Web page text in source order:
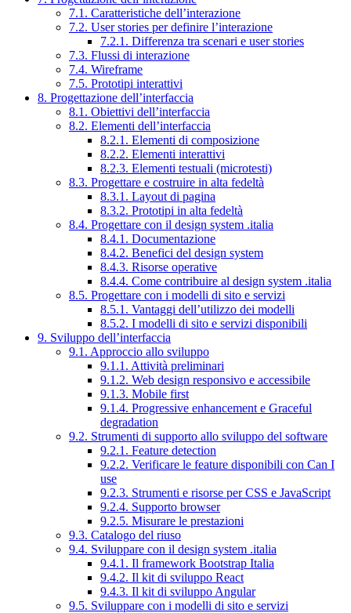
7.1. Caratteristiche dell’interazione
7.2. User stories per definire l’interazione
7.2.1. Differenza tra scenari e user stories
7.3. Flussi di interazione
7.4. Wireframe
7.5. Prototipi interattivi
8. Progettazione dell’interfaccia
8.1. Obiettivi dell’interfaccia
8.2. Elementi dell’interfaccia
8.2.1. Elementi di composizione
8.2.2. Elementi interattivi
8.2.3. Elementi testuali (microtesti)
8.3. Progettare e costruire in alta fedeltà
8.3.1. Layout di pagina
8.3.2. Prototipi in alta fedeltà
8.4. Progettare con il design system .italia
8.4.1. Documentazione
8.4.2. Benefici del design system
8.4.3. Risorse operative
8.4.4. Come contribuire al design system .italia
8.5. Progettare con i modelli di sito e servizi
8.5.1. Vantaggi dell’utilizzo dei modelli
8.5.2. I modelli di sito e servizi disponibili
9. Sviluppo dell’interfaccia
9.1. Approccio allo sviluppo
9.1.1. Attività preliminari
9.1.2. Web design responsivo e accessibile
9.1.3. Mobile first
9.1.4. Progressive enhancement e Graceful
degradation
9.2. Strumenti di supporto allo sviluppo del software
9.2.1. Feature detection
9.2.2. Verificare le feature disponibili con Can I
use
9.2.3. Strumenti e risorse per CSS e JavaScript
9.2.4. Supporto browser
9.2.5. Misurare le prestazioni
9.3. Catalogo del riuso
9.4. Sviluppare con il design system .italia
9.4.1. Il framework Bootstrap Italia
9.4.2. Il kit di sviluppo React
9.4.3. Il kit di sviluppo Angular
9.5. Sviluppare con i modelli di sito e servizi